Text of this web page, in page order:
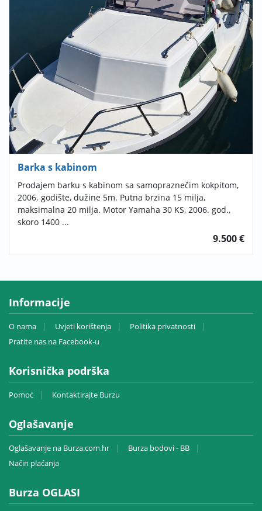
Barka s kabinom
Prodajem barku s kabinom sa samopraznečim kokpitom,
2006. godište, dužine 5m. Putna brzina 15 milja,
maksimalna 20 milja. Motor Yamaha 30 KS, 2006. god.,
skoro 1400 ...
9.500 €
Informacije
O nama Uvjeti korištenja
Politika privatnosti
Pratite nas na Facebook-u
Korisnička podrška
Pomoć Kontaktirajte Burzu
Oglašavanje
Oglašavanje na Burza.com.hr
Burza bodovi - BB
Način plaćanja
Burza OGLASI